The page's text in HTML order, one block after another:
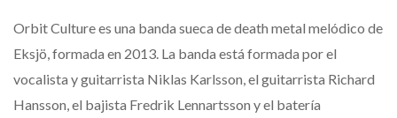
Orbit Culture es una banda sueca de death metal melódico de
Eksjö, formada en 2013. La banda está formada por el
vocalista y guitarrista Niklas Karlsson, el guitarrista Richard
Hansson, el bajista Fredrik Lennartsson y el batería